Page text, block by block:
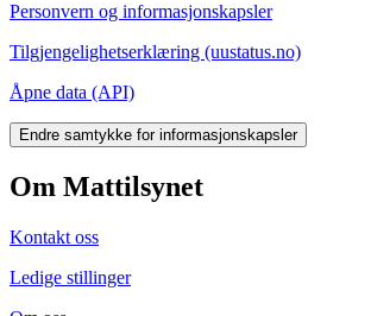
Personvern og informasjonskapsler
Tilgjengelighetserklæring (uustatus.no)
Åpne data (API)
Endre samtykke for informasjonskapsler
Om Mattilsynet
Kontakt oss
Ledige stillinger